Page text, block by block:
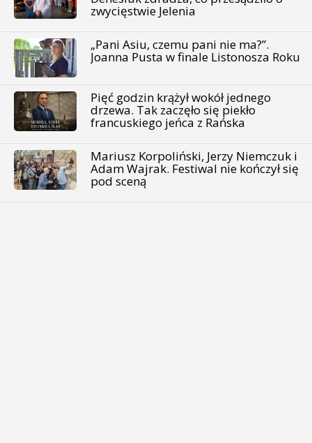
zwycięstwie Jelenia
„Pani Asiu, czemu pani nie ma?”.
Joanna Pusta w finale Listonosza Roku
Pięć godzin krążył wokół jednego
drzewa. Tak zaczęło się piekło
francuskiego jeńca z Rańska
Mariusz Korpoliński, Jerzy Niemczuk i
Adam Wajrak. Festiwal nie kończył się
pod sceną